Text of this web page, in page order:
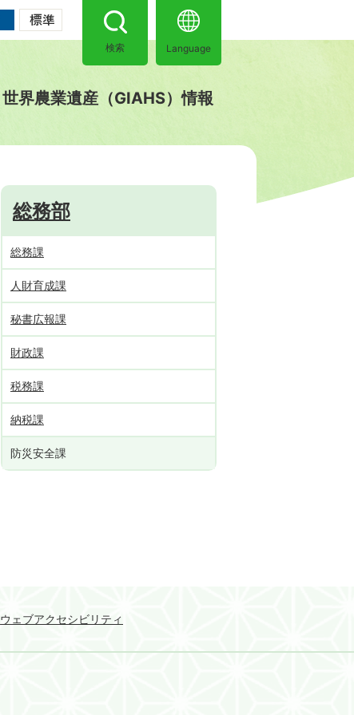
検索 Language
世界農業遺産（GIAHS）情報
総務部
総務課
人財育成課
秘書広報課
財政課
税務課
納税課
防災安全課
ウェブアクセシビリティ